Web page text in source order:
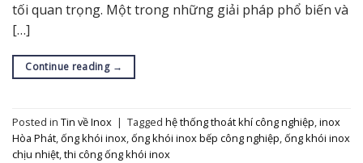
tối quan trọng. Một trong những giải pháp phổ biến và
[…]
Continue reading →
Posted in Tin về Inox | Tagged hệ thống thoát khí công nghiệp,inox
Hòa Phát,ống khói inox,ống khói inox bếp công nghiệp,ống khói inox
chịu nhiệt,thi công ống khói inox